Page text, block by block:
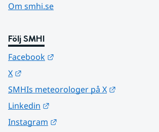
Om smhi.se
Följ SMHI
Facebook
X
SMHIs meteorologer på X
Linkedin
Instagram